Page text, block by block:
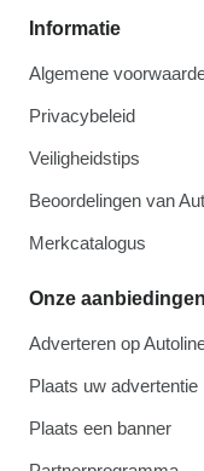
Informatie
Algemene
Privacybeleid
Veiligheidstips
Beoordelingen van
Merkcatalogus
Onze aanbiedingen
Adverteren op
Plaats uw advertentie
Plaats een banner